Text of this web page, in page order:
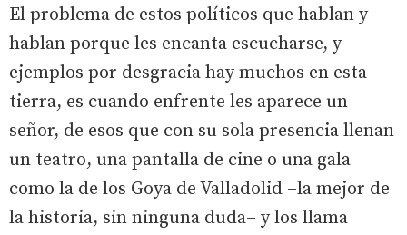
El problema de estos políticos que hablan y
hablan porque les encanta escucharse, y
ejemplos por desgracia hay muchos en esta
tierra, es cuando enfrente les aparece un
señor, de esos que con su sola presencia llenan
un teatro, una pantalla de cine o una gala
como la de los Goya de Valladolid –la mejor de
la historia, sin ninguna duda– y los llama